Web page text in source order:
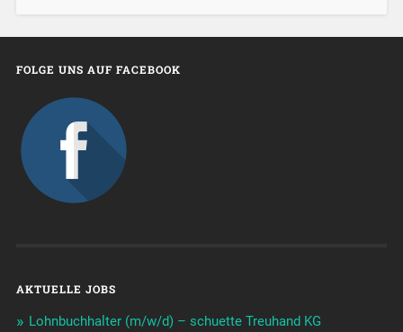
FOLGE UNS AUF FACEBOOK
AKTUELLE JOBS
Lohnbuchhalter (m/w/d) – schuette Treuhand KG